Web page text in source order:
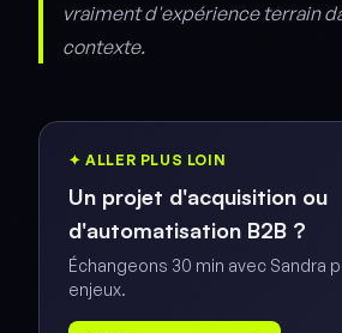
vraiment d'expérience terrain
contexte.
✦ ALLER PLUS LOIN
Un projet d'acquisition ou
d'automatisation B2B ?
Échangeons 30 min avec Sandra
enjeux.